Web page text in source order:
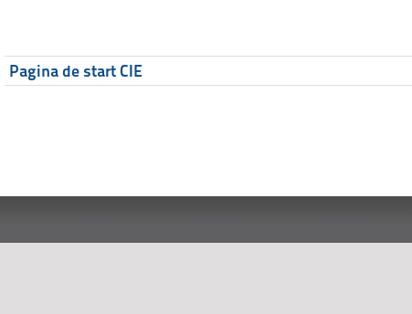
Pagina de start CIE